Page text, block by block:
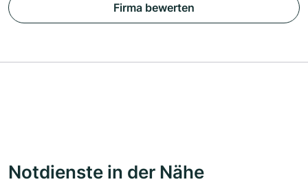
Firma bewerten
Notdienste in der Nähe